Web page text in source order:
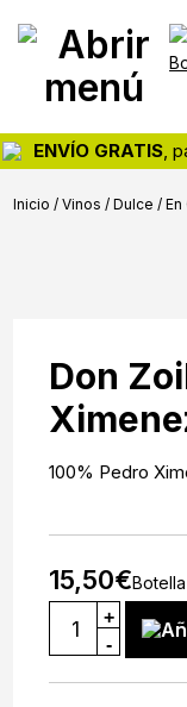
navigation
content
Pastor
Bodegas
Tienda
online
y
destilados
ENVÍO GRATIS,
Inicio / Vinos /Dulce /En
Don
100% Pedro
15,50€
+
-